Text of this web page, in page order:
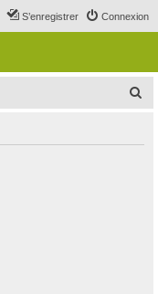
Connexion
S’enregistrer